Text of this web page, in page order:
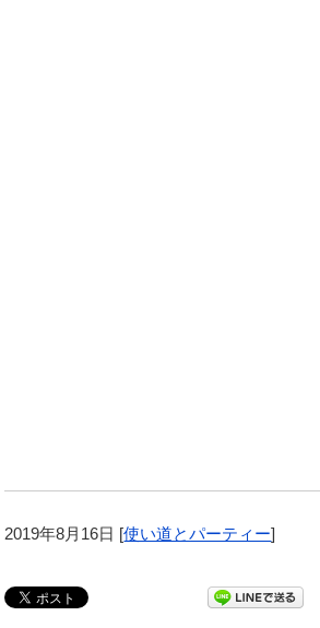
2019年8月16日 [使い道とパーティー]